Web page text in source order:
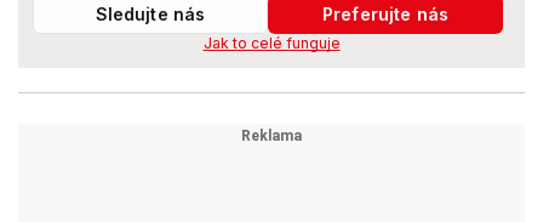
Sledujte nás
Preferujte nás
Jak to celé funguje